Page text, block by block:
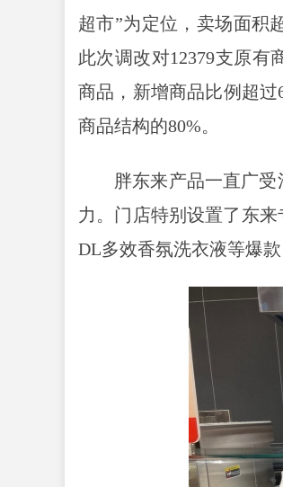
超市”为定位，卖场面积
此次调改对12379支原有
商品，新增商品比例超
商品结构的80%。
胖东来产品一直广
力。门店特别设置了东
DL多效香氛洗衣液等爆